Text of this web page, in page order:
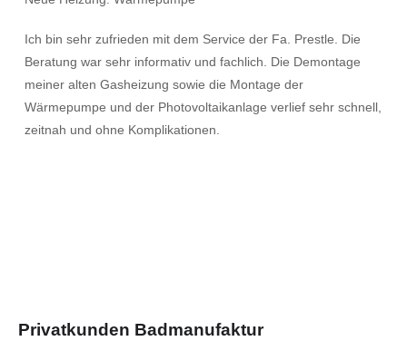
Ich bin sehr zufrieden mit dem Service der Fa. Prestle. Die
Beratung war sehr informativ und fachlich. Die Demontage
meiner alten Gasheizung sowie die Montage der
Wärmepumpe und der Photovoltaikanlage verlief sehr schnell,
zeitnah und ohne Komplikationen.
Privatkunden Badmanufaktur